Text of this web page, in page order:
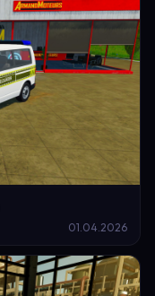
01.04.2026